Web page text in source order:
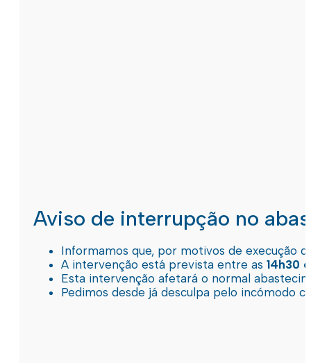
Aviso de interrupção no
Informamos que, por motivos de execução
A intervenção está prevista entre as 14h30
Esta intervenção afetará o normal
Pedimos desde já desculpa pelo incómodo